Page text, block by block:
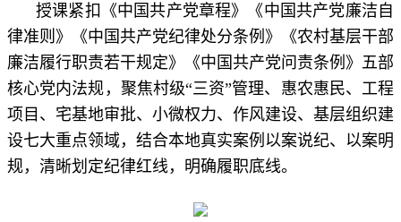
授课紧扣《中国共产党章程》《中国共产党廉洁自
律准则》《中国共产党纪律处分条例》《农村基层干部
廉洁履行职责若干规定》《中国共产党问责条例》五部
核心党内法规，聚焦村级“三资”管理、惠农惠民、工程
项目、宅基地审批、小微权力、作风建设、基层组织建
设七大重点领域，结合本地真实案例以案说纪、以案明
规，清晰划定纪律红线，明确履职底线。